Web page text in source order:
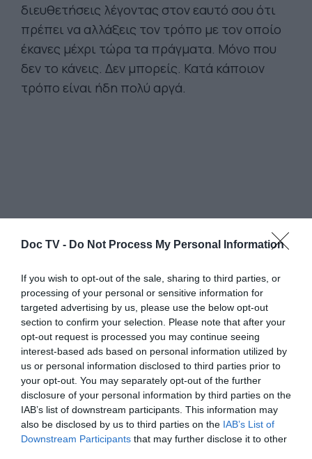
Doc TV - Do Not Process My Personal Information
If you wish to opt-out of the sale, sharing to third parties, or
processing of your personal or sensitive information for
targeted advertising by us, please use the below opt-out
section to confirm your selection. Please note that after your
opt-out request is processed you may continue seeing
interest-based ads based on personal information utilized by
us or personal information disclosed to third parties prior to
your opt-out. You may separately opt-out of the further
disclosure of your personal information by third parties on the
IAB’s list of downstream participants. This information may
also be disclosed by us to third parties on the IAB’s List of
Downstream Participants that may further disclose it to other
διευθετήσεις λέγοντας στον εαυτό σου ότι
πρέπει να αλλάξεις τον τρόπο με τον οποίο
έκανες μέχρι τώρα τα πράγματα. Μόνο που
δεν το κάνεις. Δεν μπορείς. Κατά κάποιον
τρόπο είναι ήδη πολύ αργά.
Ίσως είναι κάτι ακόμα χειρότερο: ίσως αυτό
που βλέπεις να έρχεται από πολύ μακριά δεν
είναι πραγματικά αυτό που σε φοβίζει αλλά
τα επακόλουθά του, και αυτό που φοβάσαι
μήπως συμβεί έχει ήδη συμβεί. Αυτό μοιάζει
στην ουσία με τη συνειδητοποίηση ότι όλοι
εμείς δεν πρόκειται να ωφεληθούμε από τις